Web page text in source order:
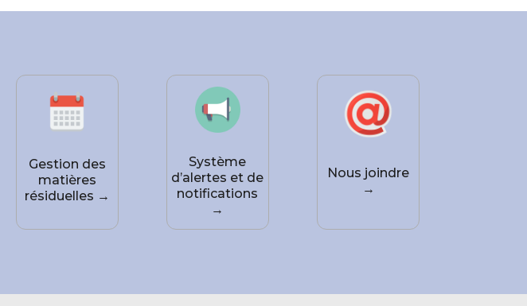
Gestion des
matières
résiduelles →
Système
d’alertes et de
notifications
→
Nous joindre
→